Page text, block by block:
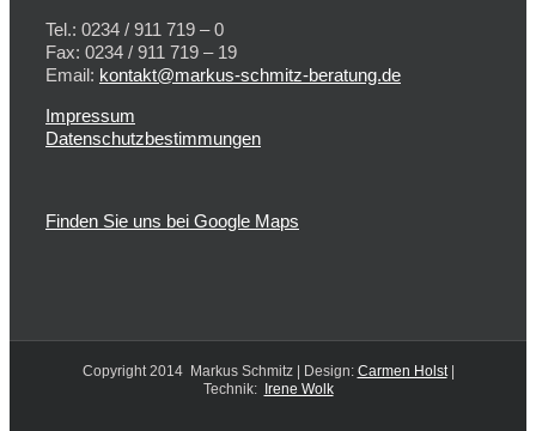
Tel.: 0234 / 911 719 – 0
Fax: 0234 / 911 719 – 19
Email: kontakt@markus-schmitz-beratung.de
Impressum
Datenschutzbestimmungen
Finden Sie uns bei Google Maps
Copyright 2014 Markus Schmitz | Design: Carmen Holst|
Technik: Irene Wolk